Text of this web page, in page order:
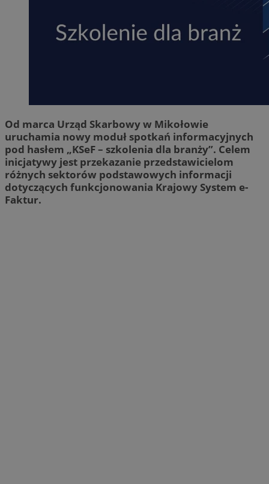
Od marca Urząd Skarbowy w Mikołowie
uruchamia nowy moduł spotkań informacyjnych
pod hasłem „KSeF – szkolenia dla branży”. Celem
inicjatywy jest przekazanie przedstawicielom
różnych sektorów podstawowych informacji
dotyczących funkcjonowania Krajowy System e-
Faktur.